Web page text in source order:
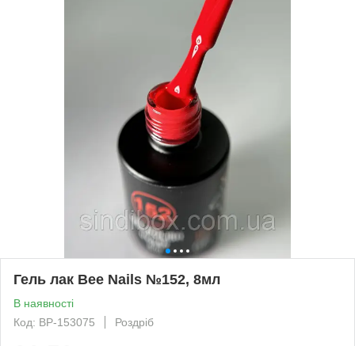
Гель лак Bee Nails №152, 8мл
В наявності
Код: ВР-153075
Роздріб